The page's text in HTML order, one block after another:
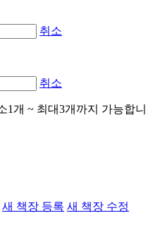
취소
취소
1개 ~ 최대3개까지 가능합니
새 책장 등록 새 책장 수정